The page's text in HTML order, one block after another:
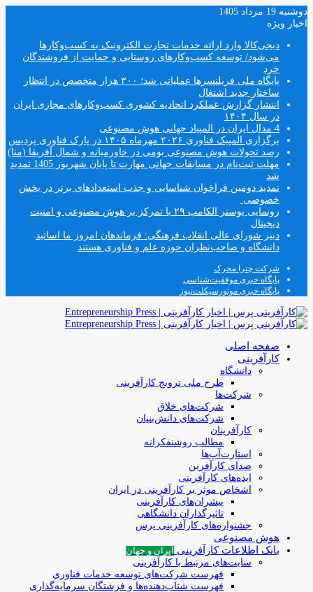
دوشنبه 19 مرداد 1405
اخبار ویژه
دیجی‌کالا وارد ارائه خدمات تجارت الکترونیک به کسب‌وکارها
می‌شود/ توسعه کسب‌وکارهای روستایی و حمایت از فروشندگان
خرد
پایگاه ملی فریلنسرها عملیاتی شد؛ ۳۰۰ هزار متخصص در انتظار
ساختار جدید اشتغال
انتشار گزارش عملکرد اتحادیه کشوری کسب‌وکارهای مجازی ایران
در سال ۱۴۰۴
4 مدال ایران در المپیاد جهانی هوش مصنوعی
برگزاری المپیک فناوری ۲۰۲۶ مهرماه ۱۴۰۵ در پارک فناوری پردیس
رصد تحولات هوش مصنوعی بومی در خاورمیانه و شمال آفریقا (منا)
مهلت ثبت‌نام در مسابقات جهانی مهارت تا پایان شهریور 1405 تمدید
شد
تمدید دومین فراخوان شناسایی و جذب استعدادهای برتر در بخش
خصوصی
رونمایی پوستر الکامپ ۲۹ با تمرکز بر هوش مصنوعی و امنیت
دیجیتال
دبیر شورای عالی انقلاب فرهنگی: فرماندهان امروز ما اساتید
دانشگاه و صاحب‌نظران حوزه علم و فناوری هستند
شرکت چترا محرک
پایگاه خبری موفقیت‌شناسی
پایگاه خبری موتورسیکلت‌نیوز
صفحه اصلی
کارآفرینی
دانشگاه
طرح ملی ترویج کارآفرینی
شرکت‌ها
شرکت‌های خلاق
شرکت‌های دانش‌بنیان
کارآفرینان
مطالب روشنفکرانه
استارت‌آپ‌ها
صدای کارآفرین
ایده‌های کارآفرینی
اشخاص موثر بر کارآفرینی در ایران
پیشران‌های کارآفرینی
تاثیرگذاران دانشگاهی
جشنواره‌های کارآفرینی‌ پرس
هوش مصنوعی
بانک اطلاعات کارآفرینی
ایران و جهان
سایت‌های مرتبط با کارآفرینی
فهرست شرکت‌های‌‌ توسعه‌ خدمات فناوری
فهرست شتاب‌دهنده‌ها‌ و فرشتگان‌ سرمایه‌گذاری